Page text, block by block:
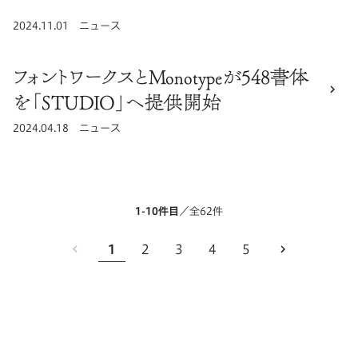
公開日
2024.11.01
カテゴリ ニュース
フォントワークスとMonotypeが548書体
を「STUDIO」へ提供開始
公開日
2024.04.18
カテゴリ ニュース
1-10件目／全62件
1 2 3 4 5